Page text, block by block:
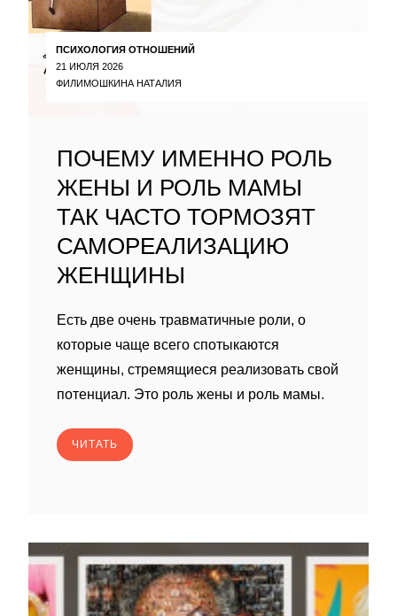
ПСИХОЛОГИЯ ОТНОШЕНИЙ
21 ИЮЛЯ 2026
ФИЛИМОШКИНА НАТАЛИЯ
ПОЧЕМУ ИМЕННО РОЛЬ
ЖЕНЫ И РОЛЬ МАМЫ
ТАК ЧАСТО ТОРМОЗЯТ
САМОРЕАЛИЗАЦИЮ
ЖЕНЩИНЫ
Есть две очень травматичные роли, о
которые чаще всего спотыкаются
женщины, стремящиеся реализовать свой
потенциал. Это роль жены и роль мамы.
ЧИТАТЬ